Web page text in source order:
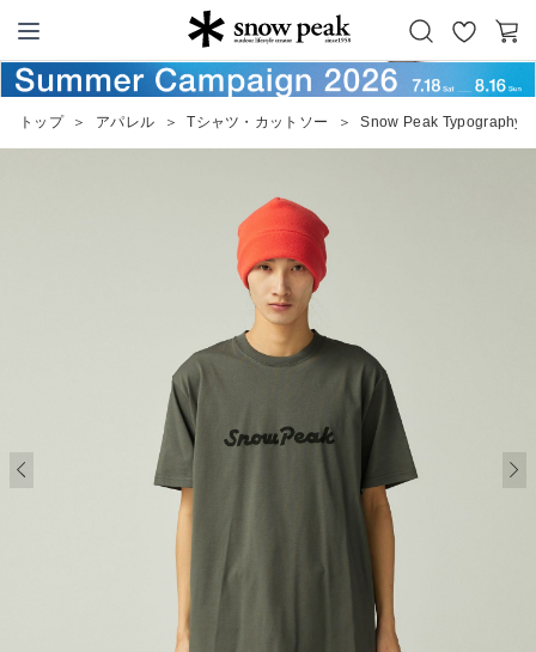
Snow Peak
お
気
カ
ー
トップ ＞ アパレル ＞ Tシャツ・カットソー ＞ Snow Peak Typography